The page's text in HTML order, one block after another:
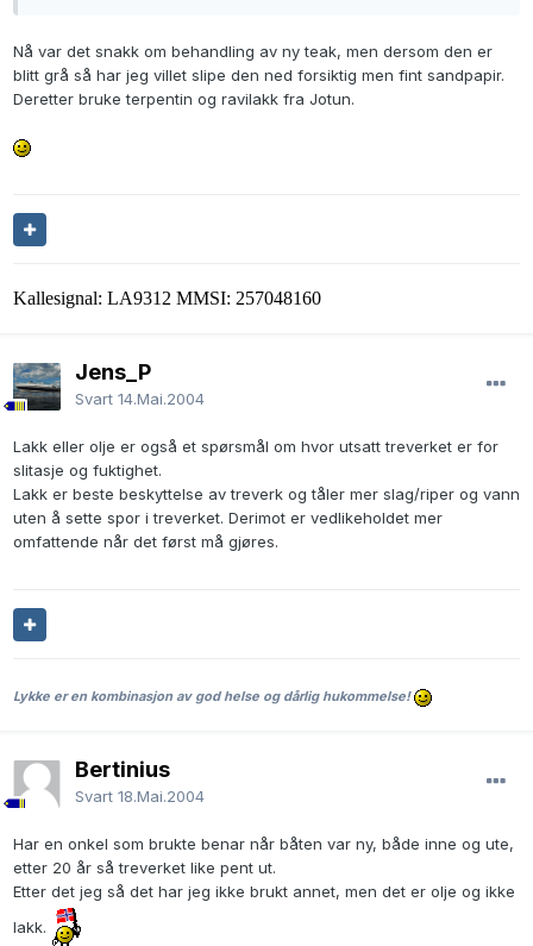
Nå var det snakk om behandling av ny teak, men dersom den er
blitt grå så har jeg villet slipe den ned forsiktig men fint sandpapir.
Deretter bruke terpentin og ravilakk fra Jotun.
Kallesignal: LA9312 MMSI: 257048160
Jens_P
Svart 14.Mai.2004
Lakk eller olje er også et spørsmål om hvor utsatt treverket er for
slitasje og fuktighet.
Lakk er beste beskyttelse av treverk og tåler mer slag/riper og vann
uten å sette spor i treverket. Derimot er vedlikeholdet mer
omfattende når det først må gjøres.
Lykke er en kombinasjon av god helse og dårlig hukommelse!
Bertinius
Svart 18.Mai.2004
Har en onkel som brukte benar når båten var ny, både inne og ute,
etter 20 år så treverket like pent ut.
Etter det jeg så det har jeg ikke brukt annet, men det er olje og ikke
lakk.